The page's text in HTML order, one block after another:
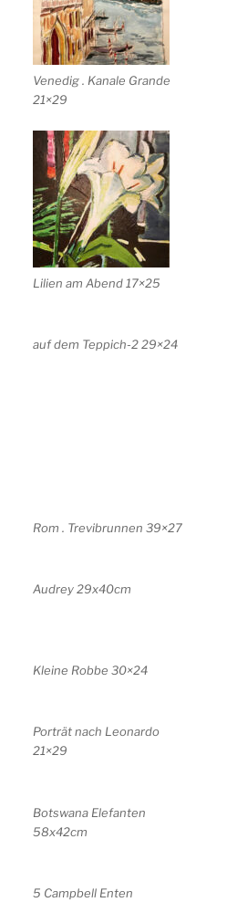
Venedig . Kanale Grande
21×29
Lilien am Abend 17×25
auf dem Teppich-2 29×24
Rom . Trevibrunnen 39×27
Audrey 29x40cm
Kleine Robbe 30×24
Porträt nach Leonardo
21×29
Botswana Elefanten
58x42cm
5 Campbell Enten